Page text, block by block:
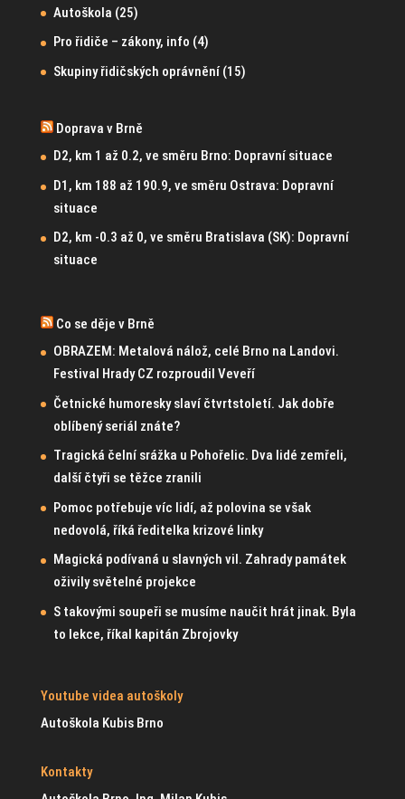
Autoškola (25)
Pro řidiče – zákony, info (4)
Skupiny řidičských oprávnění(15)
Doprava v Brně
D2, km 1 až 0.2, ve směru Brno: Dopravní situace
D1, km 188 až 190.9, ve směru Ostrava: Dopravní
situace
D2, km -0.3 až 0, ve směru Bratislava (SK): Dopravní
situace
Co se děje v Brně
OBRAZEM: Metalová nálož, celé Brno na Landovi.
Festival Hrady CZ rozproudil Veveří
Četnické humoresky slaví čtvrtstoletí. Jak dobře
oblíbený seriál znáte?
Tragická čelní srážka u Pohořelic. Dva lidé zemřeli,
další čtyři se těžce zranili
Pomoc potřebuje víc lidí, až polovina se však
nedovolá, říká ředitelka krizové linky
Magická podívaná u slavných vil. Zahrady památek
oživily světelné projekce
S takovými soupeři se musíme naučit hrát jinak. Byla
to lekce, říkal kapitán Zbrojovky
Youtube videa autoškoly
Autoškola Kubis Brno
Kontakty